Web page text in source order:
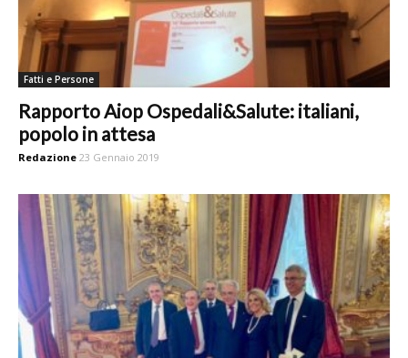
Fatti e Persone
Rapporto Aiop Ospedali&Salute: italiani,
popolo in attesa
Redazione 23 Gennaio 2019